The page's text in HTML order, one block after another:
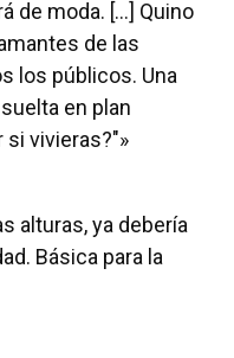
de moda. [...] Quino
de las
los públicos. Una
en plan
si vivieras?"»
alturas, ya debería
Básica para la